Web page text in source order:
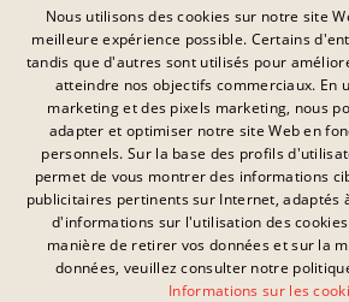
Vous avez déjà
goûter ?
Découvrez les boutiques en ligne
facilement commander vos
les recevoir directement chez
WHERE TO BUY
Nous utilisons des cookies sur notre site
meilleure expérience possible. Certains
tandis que d'autres sont utilisés pour
atteindre nos objectifs commerciaux. En
marketing et des pixels marketing, nous
adapter et optimiser notre site Web en
personnels. Sur la base des profils
permet de vous montrer des informations
publicitaires pertinents sur Internet, adaptés
d'informations sur l'utilisation des
manière de retirer vos données et sur la
données, veuillez consulter notre
Informations sur les